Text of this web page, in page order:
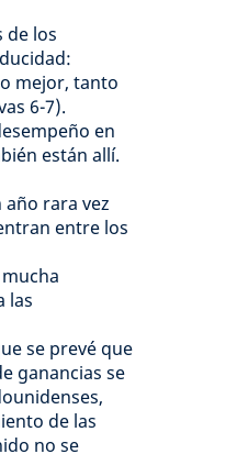
de los
mejor, tanto
6-7).
en
están allí.
rara vez
entre los
las
se prevé que
ganancias se
de las
no se